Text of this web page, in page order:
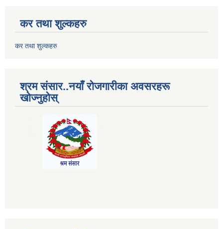
कर तथा शुल्कहरु
कर तथा शुल्कहरु
श्रम संसार..नयाँ रोजगारीका अवसरहरू
खोज्नुहोस्